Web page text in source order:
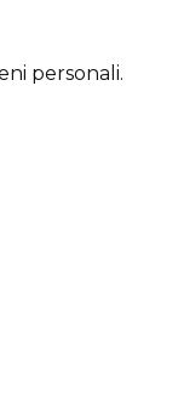
personali.